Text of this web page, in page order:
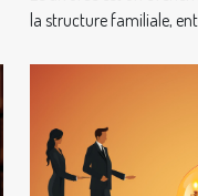
la structure familiale,